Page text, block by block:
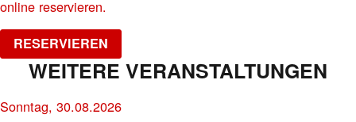
online reservieren.
RESERVIEREN
WEITERE VERANSTALTUNGEN
Sonntag, 30.08.2026